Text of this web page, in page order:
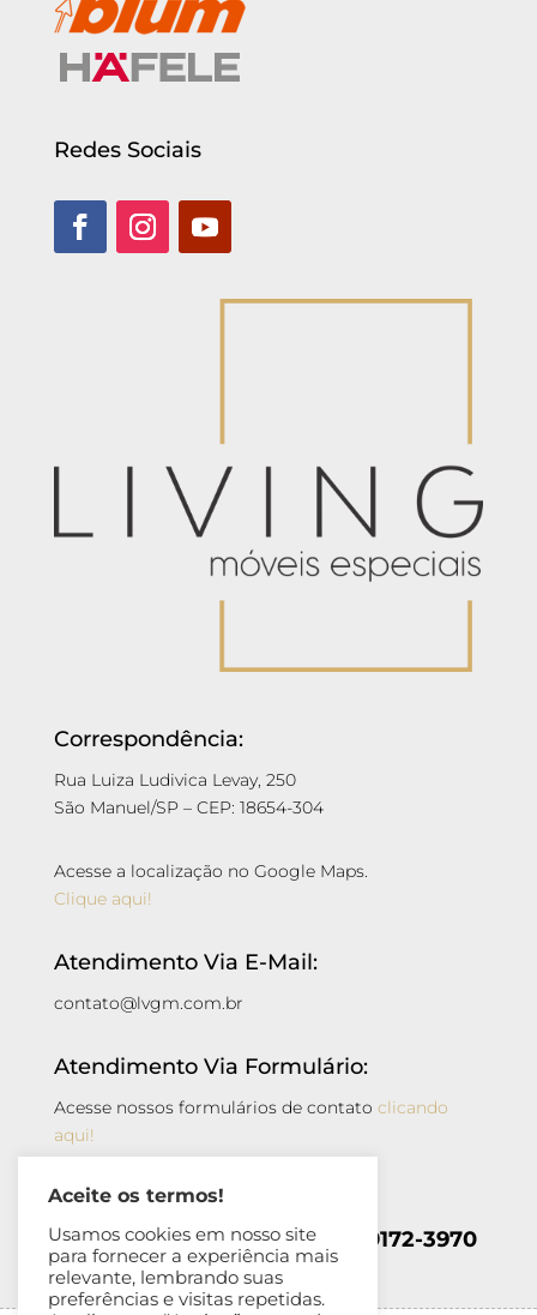
Redes Sociais
Correspondência:
Rua Luiza Ludivica Levay, 250
São Manuel/SP – CEP: 18654-304
Acesse a localização no Google Maps.
Clique aqui!
Atendimento Via E-Mail:
contato@lvgm.com.br
Atendimento Via Formulário:
Acesse nossos formulários de contato clicando
aqui!
Atendimento Via Whatsapp:
+55 (11) 99978-6096 || (14) 99172-3970
Aceite os termos!
Usamos cookies em nosso site
para fornecer a experiência mais
relevante, lembrando suas
preferências e visitas repetidas.